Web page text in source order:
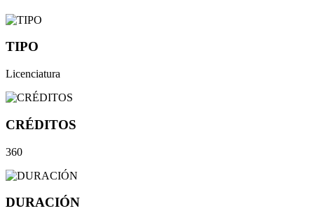
TIPO
Licenciatura
CRÉDITOS
360
DURACIÓN